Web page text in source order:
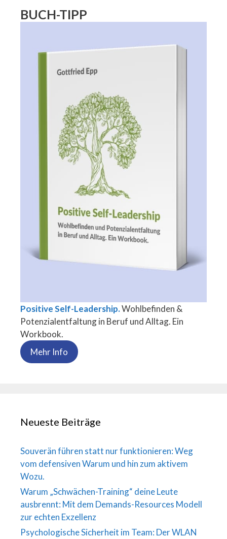
BUCH-TIPP
Positive Self-Leadership.Wohlbefinden &
Potenzialentfaltung in Beruf und Alltag. Ein
Workbook.
Mehr Info
Neueste Beiträge
Souverän führen statt nur funktionieren: Weg
vom defensiven Warum und hin zum aktivem
Wozu.
Warum „Schwächen-Training“ deine Leute
ausbrennt: Mit dem Demands-Resources Modell
zur echten Exzellenz
Psychologische Sicherheit im Team: Der WLAN